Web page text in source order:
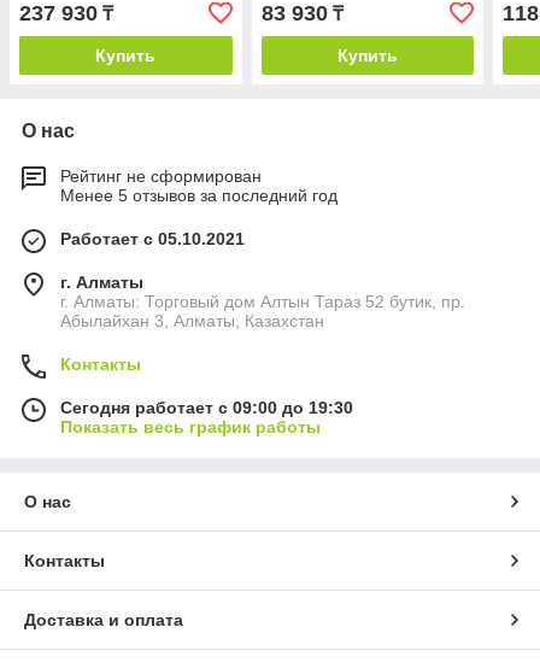
237 930 ₸
Купить
83 930₸
Купить
О нас
Рейтинг не сформирован
Менее 5 отзывов за последний год
Работает с 05.10.2021
г. Алматы
г. Алматы: Торговый дом Алтын Тараз 52 бутик, пр.
Абылайхан 3, Алматы, Казахстан
Контакты
Сегодня работает с 09:00 до 19:30
Показать весь график работы
О нас
Контакты
Доставка и оплата